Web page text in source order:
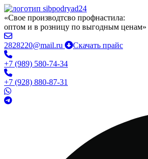
«Свое производтсво профнастила:
оптом и в розницу по выгодным ценам»
2828220@mail.ru Скачать прайс
+7 (989) 580-74-34
+7 (928) 880-87-31